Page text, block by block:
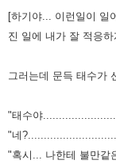
[하기야... 이런일이 일
진 일에 내가 잘 적응
그러는데 문득 태수가
"태수야
"네
"혹시... 나한테 불만같